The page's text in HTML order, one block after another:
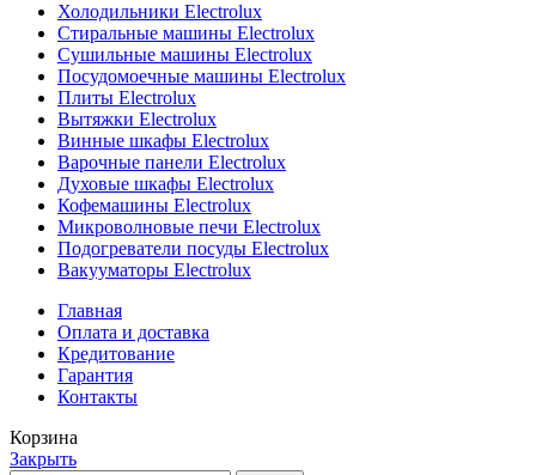
Холодильники Electrolux
Стиральные машины Electrolux
Сушильные машины Electrolux
Посудомоечные машины Electrolux
Плиты Electrolux
Вытяжки Electrolux
Винные шкафы Electrolux
Варочные панели Electrolux
Духовые шкафы Electrolux
Кофемашины Electrolux
Микроволновые печи Electrolux
Подогреватели посуды Electrolux
Вакууматоры Electrolux
Главная
Оплата и доставка
Кредитование
Гарантия
Контакты
Корзина
Закрыть